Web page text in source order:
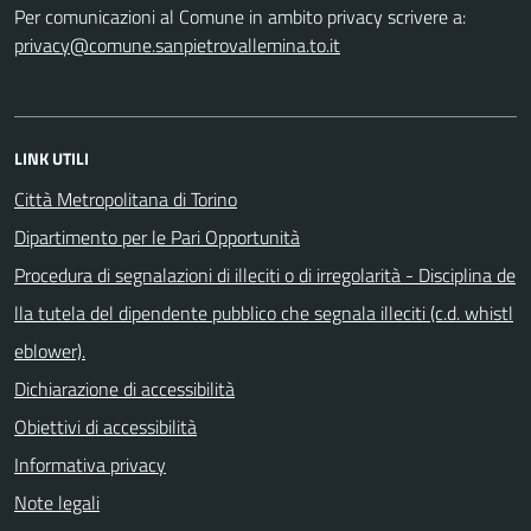
Per comunicazioni al Comune in ambito privacy scrivere a:
privacy@comune.sanpietrovallemina.to.it
LINK UTILI
Città Metropolitana di Torino
Dipartimento per le Pari Opportunità
Procedura di segnalazioni di illeciti o di irregolarità - Disciplina de
lla tutela del dipendente pubblico che segnala illeciti (c.d. whistl
eblower).
Dichiarazione di accessibilità
Obiettivi di accessibilità
Informativa privacy
Note legali